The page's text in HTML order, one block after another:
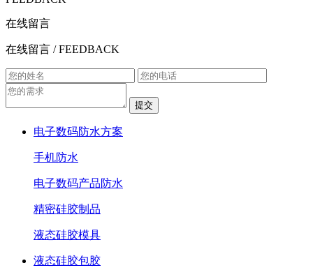
在线留言
在线留言 / FEEDBACK
提交
电子数码防水方案
手机防水
电子数码产品防水
精密硅胶制品
液态硅胶模具
液态硅胶包胶